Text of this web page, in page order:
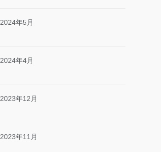
2024年5月
2024年4月
2023年12月
2023年11月